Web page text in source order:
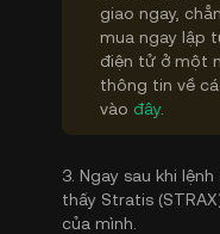
giao ngay,
mua ngay lập
điện tử ở một
thông tin về
vào đây.
3. Ngay sau khi
thấy Stratis
của mình.